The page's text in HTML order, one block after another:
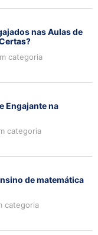
nas Aulas de
categoria
Engajante na
categoria
de matemática
categoria